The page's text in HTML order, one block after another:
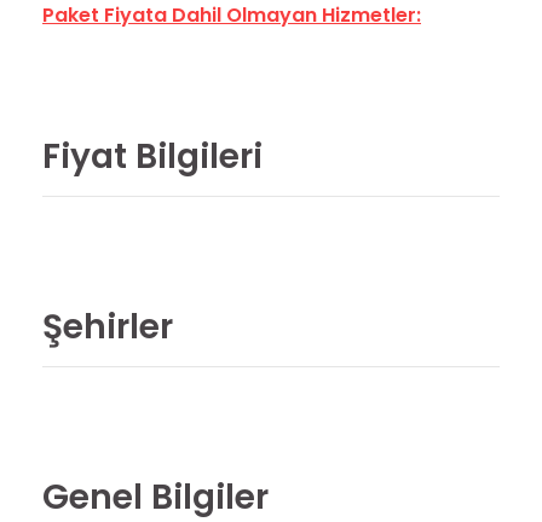
Paket Fiyata Dahil Olmayan Hizmetler:
Fiyat Bilgileri
Şehirler
Genel Bilgiler